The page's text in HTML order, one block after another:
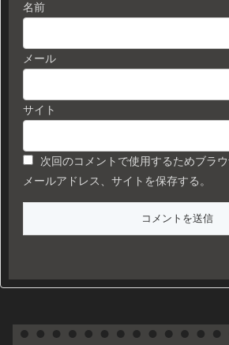
名前
メール
サイト
次回のコメントで使用するためブラウ
メールアドレス、サイトを保存する。